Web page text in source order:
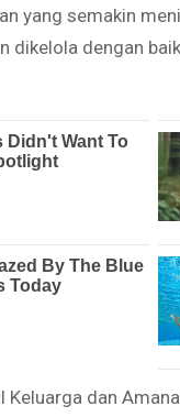
yang semakin
dikelola dengan
dan